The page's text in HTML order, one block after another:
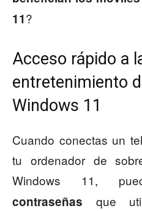
11?
Acceso rápido a
entretenimiento
Windows 11
Cuando conectas un
tu ordenador de
Windows 11,
contraseñas que